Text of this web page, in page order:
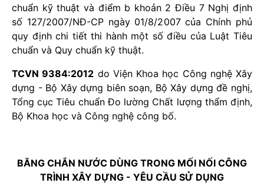
chuẩn kỹ thuật và điểm b khoản 2 Điều 7 Nghị định
số 127/2007/NĐ-CP ngày 01/8/2007 của Chính phủ
quy định chi tiết thi hành một số điều của Luật Tiêu
chuẩn và Quy chuẩn kỹ thuật.
TCVN 9384:2012 do Viện Khoa học Công nghệ Xây
dựng - Bộ Xây dựng biên soạn, Bộ Xây dựng đề nghị,
Tổng cục Tiêu chuẩn Đo lường Chất lượng thẩm định,
Bộ Khoa học và Công nghệ công bố.
BĂNG CHẮN NƯỚC DÙNG TRONG MỐI NỐI CÔNG
TRÌNH XÂY DỰNG - YÊU CẦU SỬ DỤNG